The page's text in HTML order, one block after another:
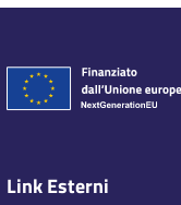
Link Esterni